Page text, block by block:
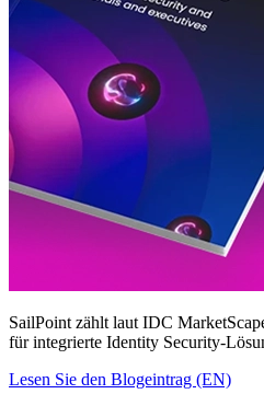
SailPoint zählt laut IDC
für integrierte Identity
Lesen Sie den Blogeintrag (EN)